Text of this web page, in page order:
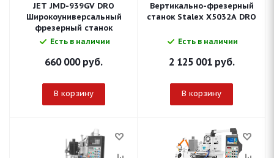
JET JMD-939GV DRO
Широкоуниверсальный
фрезерный станок
Есть в наличии
660 000руб.
В корзину
Вертикально-фрезерный
станок Stalex X5032A DRO
Есть в наличии
2 125 001руб.
В корзину